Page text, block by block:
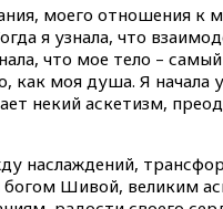
моего отношения к
я узнала, что
что мое тело –
как моя душа. Я начала
некий аскетизм,
наслаждений,
богом Шивой, великим